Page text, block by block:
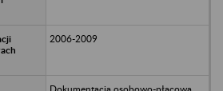
2006-2009